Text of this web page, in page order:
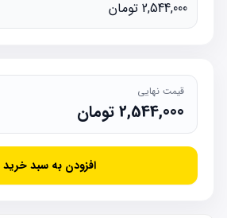
2,544,000 تومان
قیمت نهایی
2,544,000تومان
افزودن به سبد خرید